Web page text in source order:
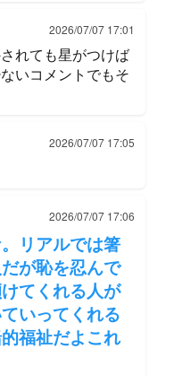
2026/07/07 17:01
れても星がつけば
いコメントでもそ
2026/07/07 17:05
2026/07/07 17:06
リアルでは箸
が恥を忍んで
てくれる人が
いってくれる
福祉だよこれ